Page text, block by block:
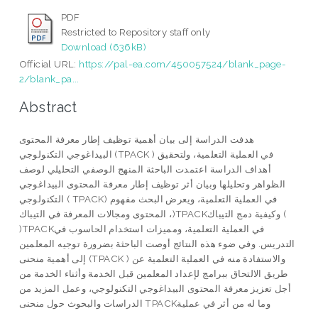
PDF
Restricted to Repository staff only
Download (636kB)
Official URL: https://pal-ea.com/450057524/blank_page-
2/blank_pa...
Abstract
هدفت الدراسة إلى بيان أهمية توظيف إطار معرفة المحتوى
البيداغوجي التكنولوجي (TPACK ) في العملية التعلمية، ولتحقيق
أهداف الدراسة اعتمدت الباحثة المنهج الوصفي التحليلي لوصف
الظواهر وتحليلها وبيان أثر توظيف إطار معرفة المحتوى البيداغوجي
التكنولوجي ( TPACK) في العملية التعلمية، ويعرض البحث مفهوم
المحتوى ومجالات المعرفة في التيباك ،)TPACKوكيفية دمج التيباك (
)TPACKفي العملية التعلمية، ومميزات استخدام الحاسوب في
التدريس. وفي ضوء هذه النتائج أوصت الباحثة بضرورة توجيه المعلمين
إلى أهمية منحنى (TPACK ) والاستفادة منه في العملية التعلمية عن
طريق الالتحاق ببرامج لإعداد المعلمين قبل الخدمة وأثناء الخدمة من
أجل تعزيز معرفة المحتوى البيداغوجي التكنولوجي، وعمل المزيد من
الدراسات والبحوث حول منحنى TPACKوما له من أثر في عملية